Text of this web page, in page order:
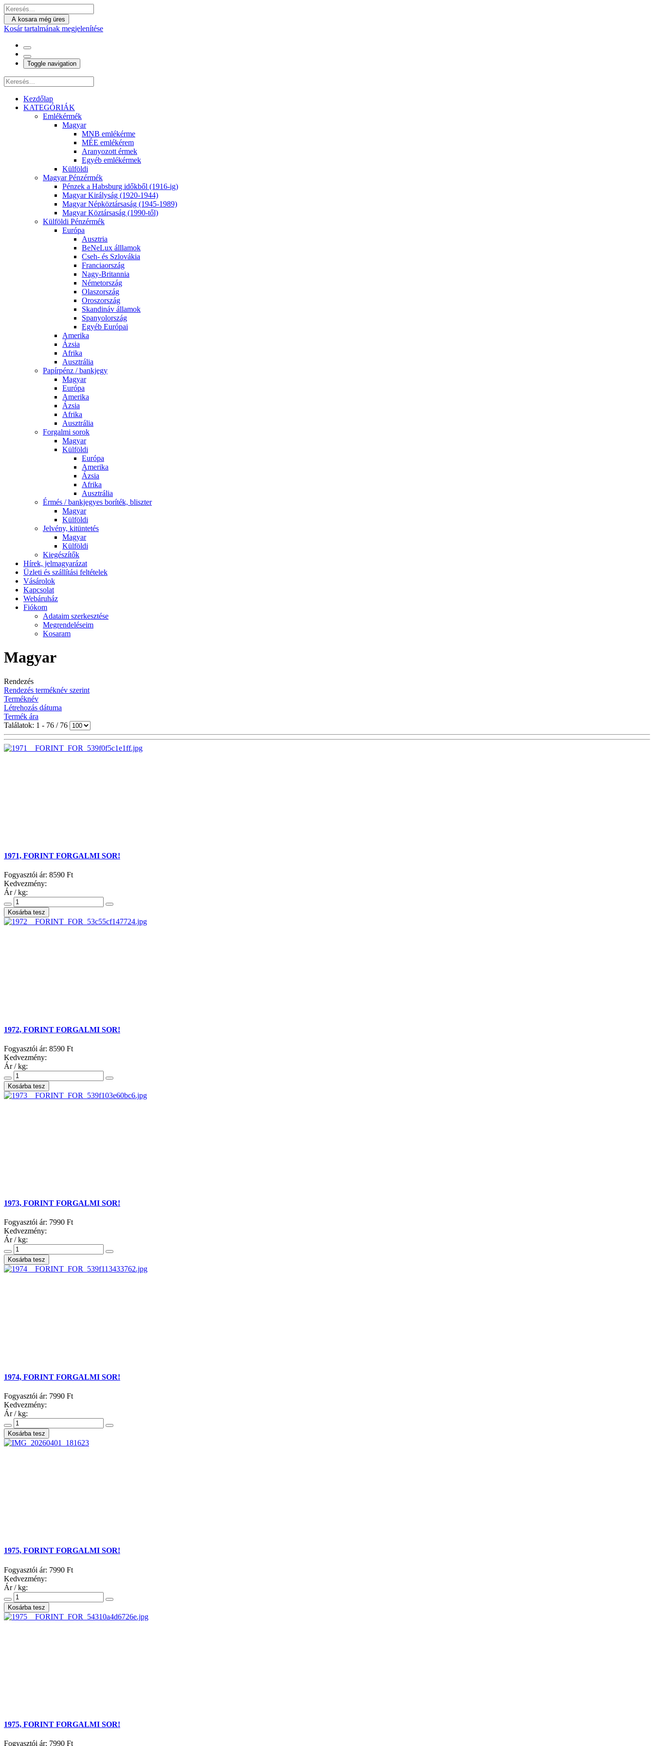
A kosara még üres
Kosár tartalmának megjelenítése
Toggle navigation
Kezdőlap
KATEGÓRIÁK
Emlékérmék
Magyar
MNB emlékérme
MÉE emlékérem
Aranyozott érmek
Egyéb emlékérmek
Külföldi
Magyar Pénzérmék
Pénzek a Habsburg időkből (1916-ig)
Magyar Királyság (1920-1944)
Magyar Népköztársaság (1945-1989)
Magyar Köztársaság (1990-től)
Külföldi Pénzérmék
Európa
Ausztria
BeNeLux álllamok
Cseh- és Szlovákia
Franciaország
Nagy-Britannia
Németország
Olaszország
Oroszország
Skandináv államok
Spanyolország
Egyéb Európai
Amerika
Ázsia
Afrika
Ausztrália
Papírpénz / bankjegy
Magyar
Európa
Amerika
Ázsia
Afrika
Ausztrália
Forgalmi sorok
Magyar
Külföldi
Európa
Amerika
Ázsia
Afrika
Ausztrália
Érmés / bankjegyes boríték, bliszter
Magyar
Külföldi
Jelvény, kitüntetés
Magyar
Külföldi
Kiegészítők
Hírek, jelmagyarázat
Üzleti és szállítási feltételek
Vásárolok
Kapcsolat
Webáruház
Fiókom
Adataim szerkesztése
Megrendeléseim
Kosaram
Magyar
Rendezés
Rendezés terméknév szerint
Terméknév
Létrehozás dátuma
Termék ára
Találatok: 1 - 76 / 76
1971, FORINT FORGALMI SOR!
Fogyasztói ár: 8590 Ft
Kedvezmény:
Ár / kg:
1972, FORINT FORGALMI SOR!
Fogyasztói ár: 8590 Ft
Kedvezmény:
Ár / kg:
1973, FORINT FORGALMI SOR!
Fogyasztói ár: 7990 Ft
Kedvezmény:
Ár / kg:
1974, FORINT FORGALMI SOR!
Fogyasztói ár: 7990 Ft
Kedvezmény:
Ár / kg:
1975, FORINT FORGALMI SOR!
Fogyasztói ár: 7990 Ft
Kedvezmény:
Ár / kg:
1975, FORINT FORGALMI SOR!
Fogyasztói ár: 7990 Ft